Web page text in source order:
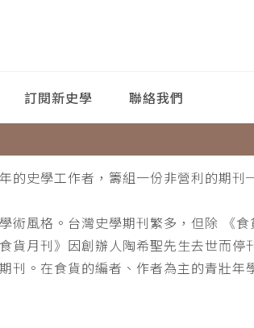
訂閱新史學 聯絡我們
的史學工作者，籌組一份非營利的期
術風格。台灣史學期刊繁多，但除 《
貨月刊》因創辦人陶希聖先生去世而停
刊。在食貨的編者、作者為主的青壯